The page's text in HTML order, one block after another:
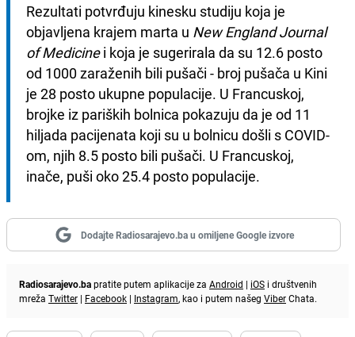
Rezultati potvrđuju kinesku studiju koja je
objavljena krajem marta u New England Journal
of Medicine i koja je sugerirala da su 12.6 posto
od 1000 zaraženih bili pušači - broj pušača u Kini
je 28 posto ukupne populacije. U Francuskoj,
brojke iz pariških bolnica pokazuju da je od 11
hiljada pacijenata koji su u bolnicu došli s COVID-
om, njih 8.5 posto bili pušači. U Francuskoj,
inače, puši oko 25.4 posto populacije.
Dodajte Radiosarajevo.ba u omiljene Google izvore
Radiosarajevo.bapratite putem aplikacije za Android | iOS i društvenih
mreža Twitter | Facebook | Instagram, kao i putem našeg ViberChata.